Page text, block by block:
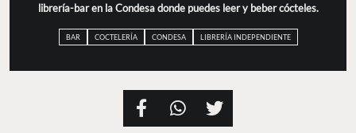
librería-bar en la Condesa donde puedes leer y beber cócteles.
BAR COCTELERÍA CONDESA LIBRERÍA INDEPENDIENTE